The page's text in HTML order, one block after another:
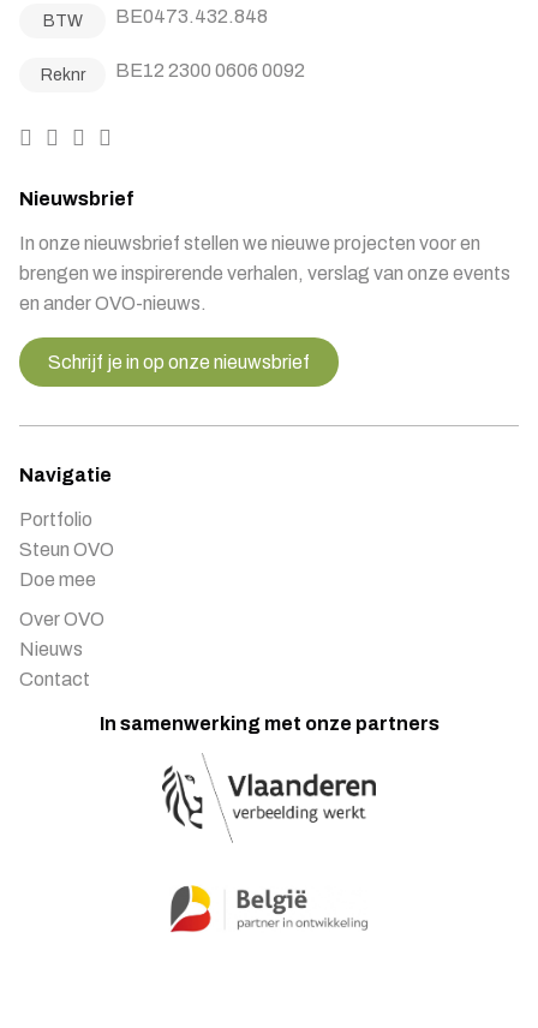
BTW BE0473.432.848
Reknr BE12 2300 0606 0092
Nieuwsbrief
In onze nieuwsbrief stellen we nieuwe projecten voor en
brengen we inspirerende verhalen, verslag van onze events
en ander OVO-nieuws.
Schrijf je in op onze nieuwsbrief
Navigatie
Portfolio
Steun OVO
Doe mee
Over OVO
Nieuws
Contact
In samenwerking met onze partners